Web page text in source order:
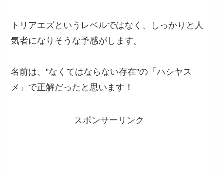
トリアエズというレベルではなく、しっかりと人
気者になりそうな予感がします。
名前は、”なくてはならない存在”の「ハシヤス
メ」で正解だったと思います！
スポンサーリンク